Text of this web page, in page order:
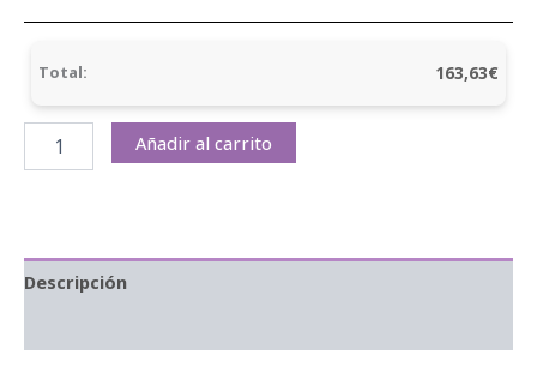
Total: 163,63€
Añadir al carrito
Descripción